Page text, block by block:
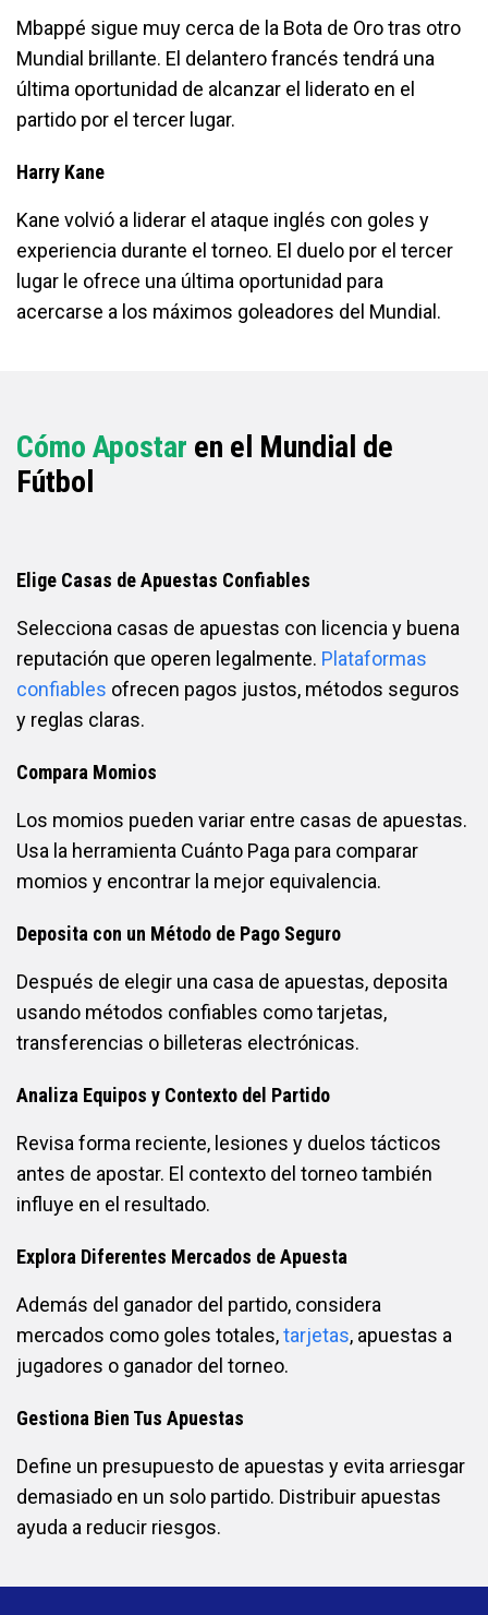
Mbappé sigue muy cerca de la Bota de Oro tras otro
Mundial brillante. El delantero francés tendrá una
última oportunidad de alcanzar el liderato en el
partido por el tercer lugar.
Harry Kane
Kane volvió a liderar el ataque inglés con goles y
experiencia durante el torneo. El duelo por el tercer
lugar le ofrece una última oportunidad para
acercarse a los máximos goleadores del Mundial.
Cómo Apostar en el Mundial de
Fútbol
Elige Casas de Apuestas Confiables
Selecciona casas de apuestas con licencia y buena
reputación que operen legalmente. Plataformas
confiables ofrecen pagos justos, métodos seguros
y reglas claras.
Compara Momios
Los momios pueden variar entre casas de apuestas.
Usa la herramienta Cuánto Paga para comparar
momios y encontrar la mejor equivalencia.
Deposita con un Método de Pago Seguro
Después de elegir una casa de apuestas, deposita
usando métodos confiables como tarjetas,
transferencias o billeteras electrónicas.
Analiza Equipos y Contexto del Partido
Revisa forma reciente, lesiones y duelos tácticos
antes de apostar. El contexto del torneo también
influye en el resultado.
Explora Diferentes Mercados de Apuesta
Además del ganador del partido, considera
mercados como goles totales,tarjetas, apuestas a
jugadores o ganador del torneo.
Gestiona Bien Tus Apuestas
Define un presupuesto de apuestas y evita arriesgar
demasiado en un solo partido. Distribuir apuestas
ayuda a reducir riesgos.